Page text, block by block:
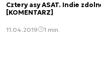
Cztery asy ASAT. Indie
[KOMENTARZ]
11.04.2019 1 min.